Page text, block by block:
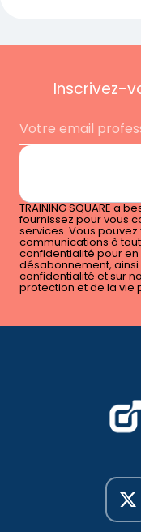
Inscrivez-
TRAINING SQUARE a
fournissez pour vous
services. Vous
communications à
confidentialité pour
désabonnement,
confidentialité et sur
protection et de la vie